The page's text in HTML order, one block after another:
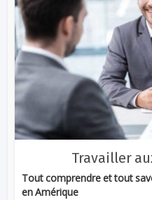
Travailler
Tout comprendre et tout
en Amérique